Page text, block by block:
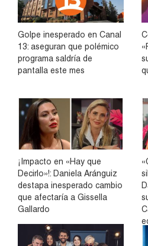
Golpe inesperado en Canal
13: aseguran que polémico
programa saldría de
pantalla este mes
¡Impacto en «Hay que
Decirlo»!: Daniela Aránguiz
destapa inesperado cambio
que afectaría a Gissella
Gallardo